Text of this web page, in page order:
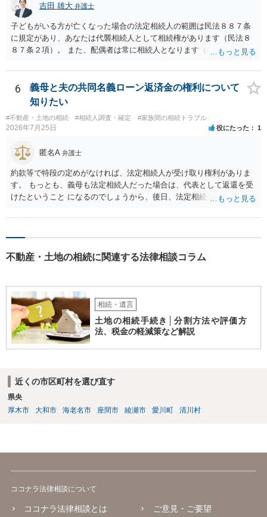
吉田 雄大 弁護士
子どもがいる方が亡くなった場合の法定相続人の範囲は民法８８７条
に規定があり、あなたは代襲相続人として相続権があります（民法８
８７条２項）。 また、配偶者は常に相続人となります（民法８９０
も相続権があります。つまり、孫５人に加えて「おじ又はおば」にも
相続権がある可能性があります。
6
義母と夫の共同名義ローン返済金の権利について
知りたい
#不動産・土地の相続 #相続人調査・確定 #家族間の相続トラブル
2026年7月25日 役にたった 1
匿名A 弁護士
約款等で特段の定めがなければ、法定相続人が受け取り権利がありま
す。 もっとも、義母も法定相続人だった場合は、代表として返還を受
けたということ になるのでしょうから、後日、法定相続分に基づいて
不動産・土地の相続に関連する法律相談コラム
相続・遺言
土地の相続手続き│分割方法や評価方
法、税金の軽減策など解説
近くの市区町村を選び直す
県央
厚木市
大和市 海老名市 座間市 綾瀬市 愛川町 清川村
ココナラ法律相談について
ココナラ法律相談とは ご意見・ご要望